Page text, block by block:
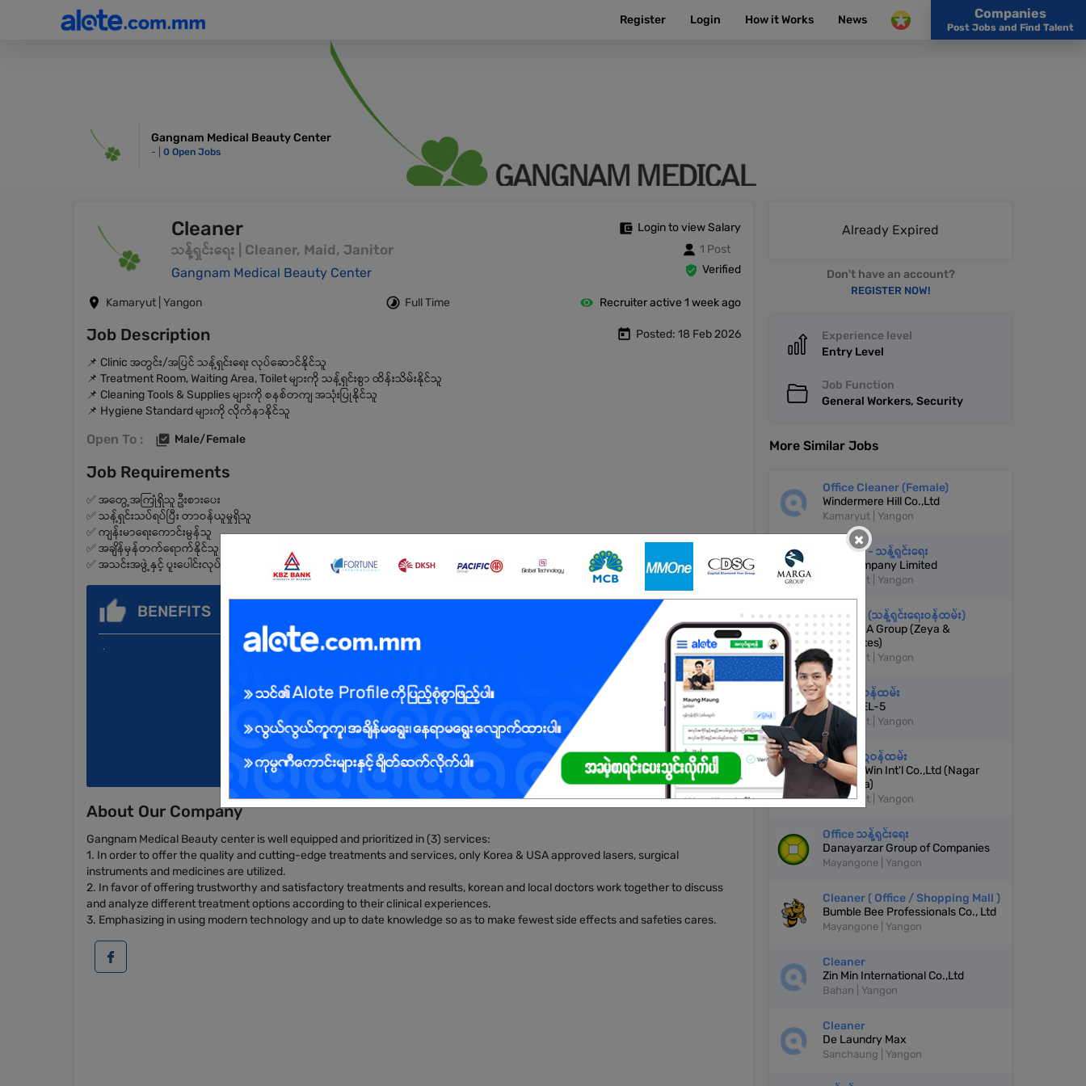
Register Login How it Works News Companies
Post Jobs and Find Talent
Gangnam Medical Beauty Center
- | 0 Open Jobs
Cleaner
သန့်ရှင်းရေး | Cleaner, Maid, Janitor
Gangnam Medical Beauty Center
Login to view Salary
1 Post
Verified
Kamaryut | Yangon Full Time Recruiter active 1 week ago
Job Description Posted: 18 Feb 2026
📌 Clinic အတွင်း/အပြင် သန့်ရှင်းရေး လုပ်ဆောင်နိုင်သူ
📌 Treatment Room, Waiting Area, Toilet များကို သန့်ရှင်းစွာ ထိန်းသိမ်းနိုင်သူ
📌 Cleaning Tools & Supplies များကို စနစ်တကျ အသုံးပြုနိုင်သူ
📌 Hygiene Standard များကို လိုက်နာနိုင်သူ
Open To : Male/Female
Job Requirements
✅ အတွေ့အကြုံရှိသူ ဦးစားပေး
✅ သန့်ရှင်းသပ်ရပ်ပြီး တာဝန်ယူမှုရှိသူ
✅ ကျန်းမာရေးကောင်းမွန်သူ
✅ အချိန်မှန်တက်ရောက်နိုင်သူ
✅ အသင်းအဖွဲ့နှင့် ပူးပေါင်းလုပ်ဆောင်နိုင်သူ
BENEFITS
.
About Our Company
Gangnam Medical Beauty center is well equipped and prioritized in (3) services:
1. In order to offer the quality and cutting-edge treatments and services, only Korea & USA approved lasers, surgical
instruments and medicines are utilized.
2. In favor of offering trustworthy and satisfactory treatments and results, korean and local doctors work together to discuss
and analyze different treatment options according to their clinical experiences.
3. Emphasizing in using modern technology and up to date knowledge so as to make fewest side effects and safeties cares.
Already Expired
Don't have an account?
REGISTER NOW!
Experience level
Entry Level
Job Function
General Workers, Security
More Similar Jobs
Office Cleaner (Female)
Windermere Hill Co.,Ltd
Kamaryut | Yangon
Cleaner - သန့်ရှင်းရေး
JWK Company Limited
Kamaryut | Yangon
Cleaner (သန့်ရှင်းရေးဝန်ထမ်း)
RGK+Z&A Group (Zeya &
Associates)
Kamaryut | Yangon
လုံခြုံရေးဝန်ထမ်း
CHANNEL-5
Kamaryut | Yangon
အထွေထွေဝန်ထမ်း
Thuriya Win Int'l Co.,Ltd (Nagar
Pyan Tea)
Kamaryut | Yangon
Office သန့်ရှင်းရေး
Danayarzar Group of Companies
Mayangone | Yangon
Cleaner ( Office / Shopping Mall )
Bumble Bee Professionals Co., Ltd
Mayangone | Yangon
Cleaner
Zin Min International Co.,Ltd
Bahan | Yangon
Cleaner
De Laundry Max
Sanchaung | Yangon
×